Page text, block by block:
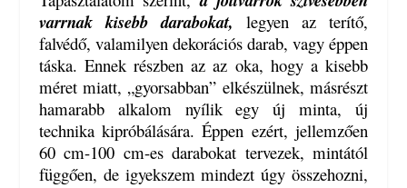
varrnak kisebb darabokat,
legyen az terítő,
falvédő, valamilyen dekorációs darab, vagy éppen
táska. Ennek részben az az oka, hogy a kisebb
méret miatt, „gyorsabban” elkészülnek, másrészt
hamarabb alkalom nyílik egy új minta, új
technika kipróbálására. Éppen ezért, jellemzően
60 cm-100 cm-es darabokat tervezek, mintától
függően, de igyekszem mindezt úgy összehozni,